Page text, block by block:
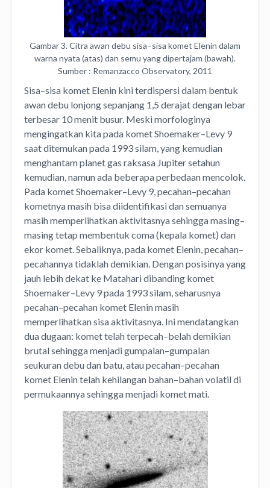
Gambar 3. Citra awan debu sisa–sisa komet Elenin dalam
warna nyata (atas) dan semu yang dipertajam (bawah).
Sumber : Remanzacco Observatory, 2011
Sisa–sisa komet Elenin kini terdispersi dalam bentuk
awan debu lonjong sepanjang 1,5 derajat dengan lebar
terbesar 10 menit busur. Meski morfologinya
mengingatkan kita pada komet Shoemaker–Levy 9
saat ditemukan pada 1993 silam, yang kemudian
menghantam planet gas raksasa Jupiter setahun
kemudian, namun ada beberapa perbedaan mencolok.
Pada komet Shoemaker–Levy 9, pecahan–pecahan
kometnya masih bisa diidentifikasi dan semuanya
masih memperlihatkan aktivitasnya sehingga masing–
masing tetap membentuk coma (kepala komet) dan
ekor komet. Sebaliknya, pada komet Elenin, pecahan–
pecahannya tidaklah demikian. Dengan posisinya yang
jauh lebih dekat ke Matahari dibanding komet
Shoemaker–Levy 9 pada 1993 silam, seharusnya
pecahan–pecahan komet Elenin masih
memperlihatkan sisa aktivitasnya. Ini mendatangkan
dua dugaan: komet telah terpecah–belah demikian
brutal sehingga menjadi gumpalan–gumpalan
seukuran debu dan batu, atau pecahan–pecahan
komet Elenin telah kehilangan bahan–bahan volatil di
permukaannya sehingga menjadi komet mati.